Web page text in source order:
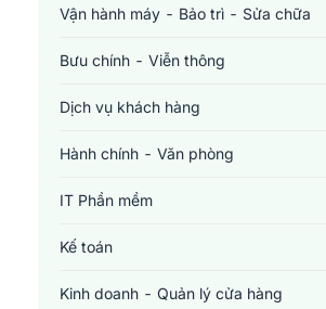
Vận hành máy - Bảo trì - Sửa chữa
Bưu chính - Viễn thông
Dịch vụ khách hàng
Hành chính - Văn phòng
IT Phần mềm
Kế toán
Kinh doanh - Quản lý cửa hàng